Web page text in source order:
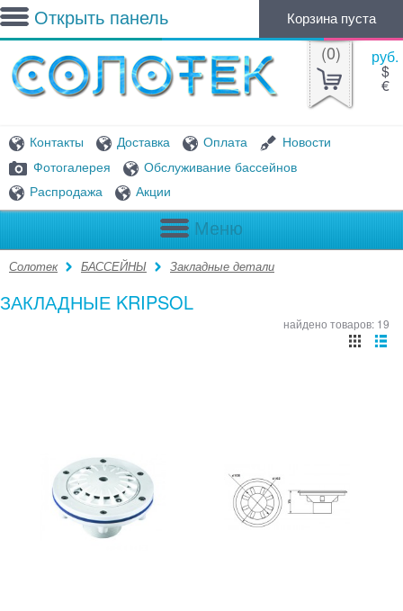
Открыть панель Корзина пуста
(0) руб.
$
€
Контакты Доставка Оплата
Новости
Фотогалерея
Обслуживание бассейнов
Распродажа
Акции
Меню
Солотек БАССЕЙНЫ Закладные детали
ЗАКЛАДНЫЕ KRIPSOL
найдено товаров: 19